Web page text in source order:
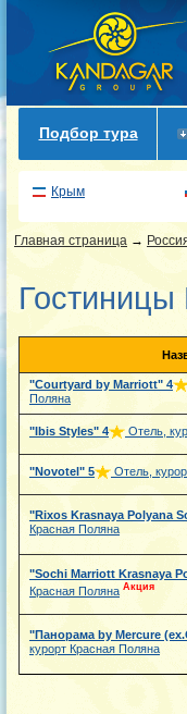
Подбор тура
Крым
Главная страница →
"Courtyard by Marriott" 4
Поляна
"Ibis Styles" 4 Отель,
"Novotel" 5 Отель,
"Rixos Krasnaya Polyana
Красная Поляна
"Sochi Marriott Krasnaya
Красная Поляна Акция
"Панорама by Mercure
курорт Красная Поляна